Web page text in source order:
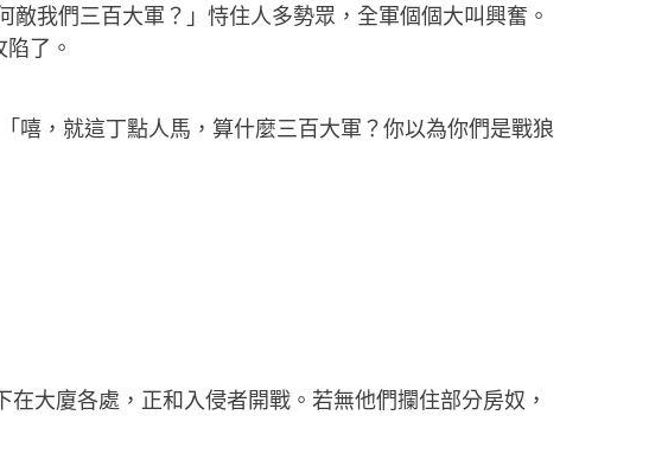
我們三百大軍？」恃住人多勢眾，全軍個個大叫興奮。
了。
，就這丁點人馬，算什麼三百大軍？你以為你們是戰狼
大廈各處，正和入侵者開戰。若無他們攔住部分房奴，